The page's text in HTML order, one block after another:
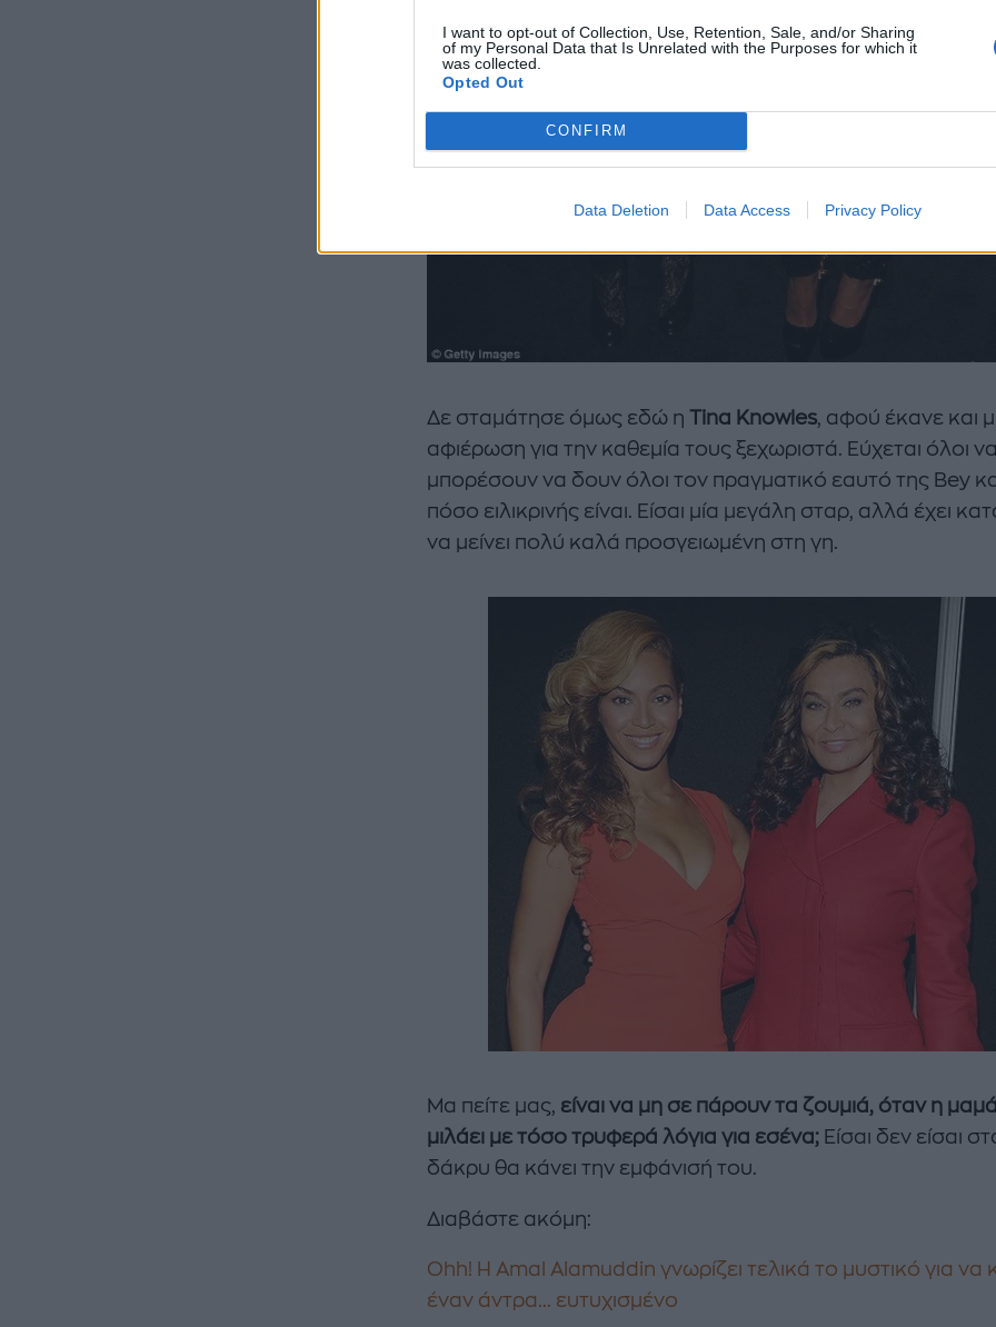
I want to opt-out of Collection, Use, Retention, Sale, and/or Sharing
of my Personal Data that Is Unrelated with the Purposes for which it
was collected.
Opted Out
CONFIRM
Data Deletion Data Access Privacy Policy
Δε σταμάτησε όμως εδώ η Tina Knowles , αφού έκανε και
αφιέρωση για την καθεμία τους ξεχωριστά. Εύχεται όλοι να
μπορέσουν να δουν όλοι τον πραγματικό εαυτό της Bey
πόσο ειλικρινής είναι. Είσαι μία μεγάλη σταρ, αλλά έχει
να μείνει πολύ καλά προσγειωμένη στη γη.
Μα πείτε μας, είναι να μη σε πάρουν τα ζουμιά, όταν η
μιλάει με τόσο τρυφερά λόγια για εσένα; Είσαι δεν είσαι
δάκρυ θα κάνει την εμφάνισή του.
Διαβάστε ακόμη:
Ohh! Η Amal Alamuddin γνωρίζει τελικά το μυστικό για να
έναν άντρα... ευτυχισμένο